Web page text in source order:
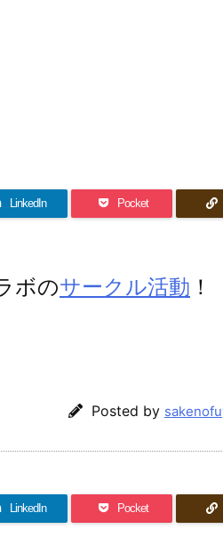
LinkedIn Pocket
ボのサークル活動 ！
Posted by
LinkedIn Pocket